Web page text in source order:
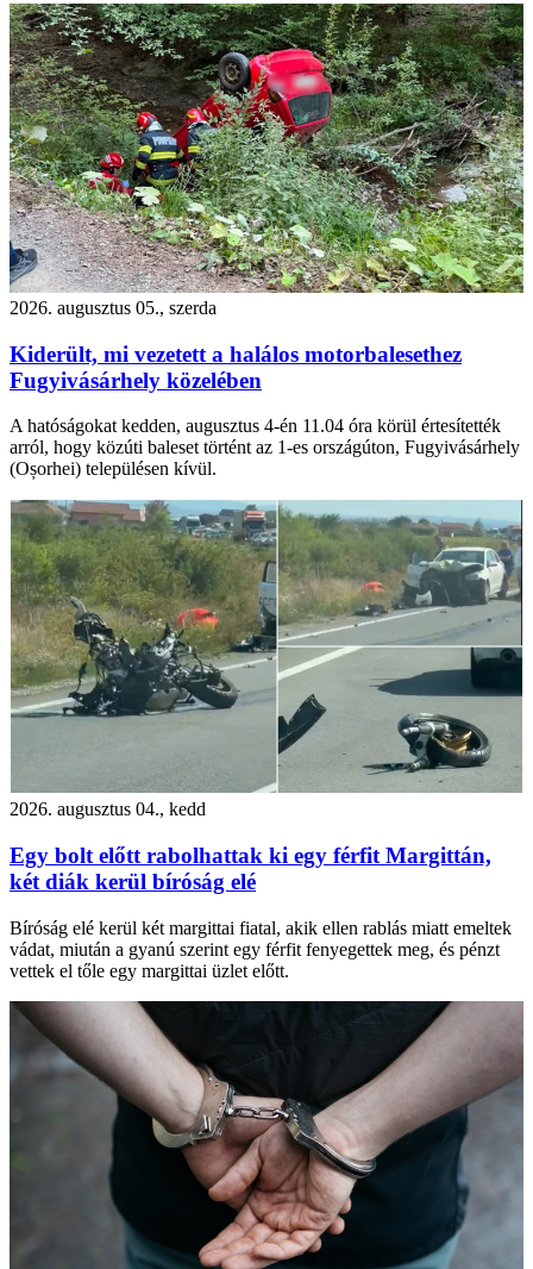
2026. augusztus 05., szerda
Kiderült, mi vezetett a halálos motorbalesethez
Fugyivásárhely közelében
A hatóságokat kedden, augusztus 4-én 11.04 óra körül értesítették
arról, hogy közúti baleset történt az 1-es országúton, Fugyivásárhely
(Oșorhei) településen kívül.
2026. augusztus 04., kedd
Egy bolt előtt rabolhattak ki egy férfit Margittán,
két diák kerül bíróság elé
Bíróság elé kerül két margittai fiatal, akik ellen rablás miatt emeltek
vádat, miután a gyanú szerint egy férfit fenyegettek meg, és pénzt
vettek el tőle egy margittai üzlet előtt.